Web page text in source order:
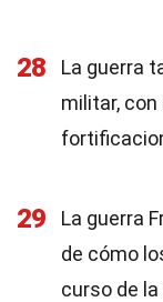
28
La guerra
militar, con
29
La guerra
de cómo
curso de